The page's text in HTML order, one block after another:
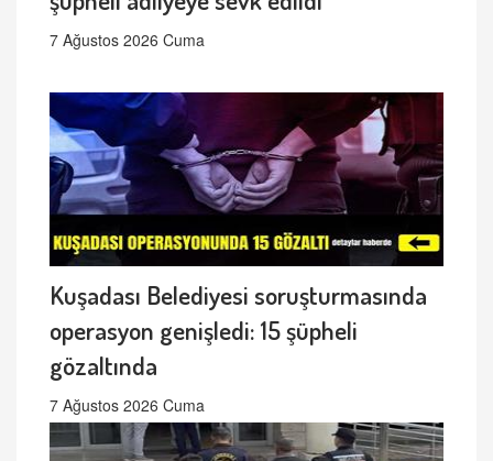
7 Ağustos 2026 Cuma
Kuşadası Belediyesi soruşturmasında
operasyon genişledi: 15 şüpheli
gözaltında
7 Ağustos 2026 Cuma